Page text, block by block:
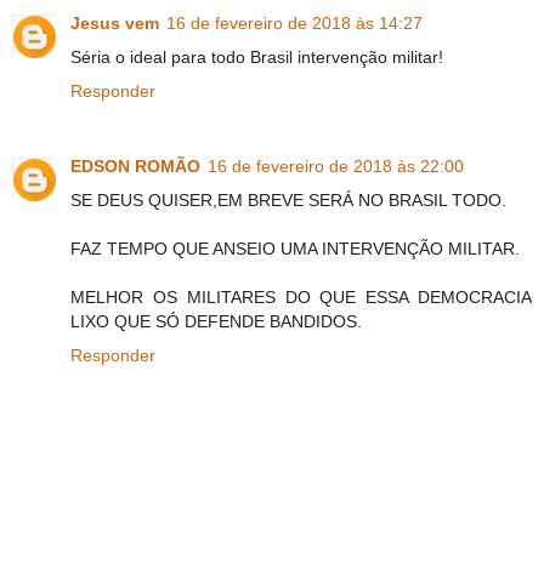
Jesus vem 16 de fevereiro de 2018 às 14:27
Séria o ideal para todo Brasil intervenção militar!
Responder
EDSON ROMÃO 16 de fevereiro de 2018 às 22:00
SE DEUS QUISER,EM BREVE SERÁ NO BRASIL TODO.
FAZ TEMPO QUE ANSEIO UMA INTERVENÇÃO MILITAR.
MELHOR OS MILITARES DO QUE ESSA DEMOCRACIA
LIXO QUE SÓ DEFENDE BANDIDOS.
Responder